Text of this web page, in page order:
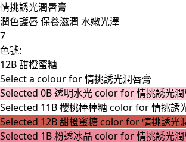
情挑誘光潤唇膏
潤色護唇 保養滋潤 水嫩光澤
7
色號:
12B 甜橙蜜糖​
Select a colourfor 情挑誘光潤唇膏
Selected 0B 透明水光 color for 情挑誘光
Selected 11B 櫻桃棒棒糖 color for 情挑誘
Selected 12B 甜橙蜜糖​ color for 情挑誘光
Selected 1B 粉透冰晶 color for 情挑誘光